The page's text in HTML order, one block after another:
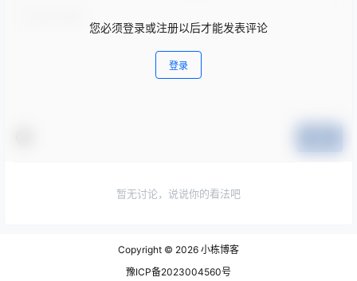
您必须登录或注册以后才能发表评论
登录
暂无讨论，说说你的看法吧
Copyright © 2026 小栋博客
豫ICP备2023004560号